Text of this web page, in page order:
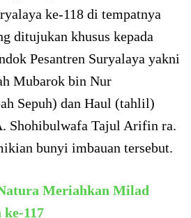
ke-118 di tempatnya
ditujukan khusus kepada
Pesantren Suryalaya yakni
Mubarok bin Nur
Sepuh) dan Haul (tahlil)
Shohibulwafa Tajul Arifin ra.
bunyi imbauan tersebut.
Meriahkan Milad
117